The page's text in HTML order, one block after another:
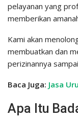
pelayanan yang
memberikan
Kami akan
membuatkan dan
perizinannya
Baca Juga: Jasa
Apa Itu